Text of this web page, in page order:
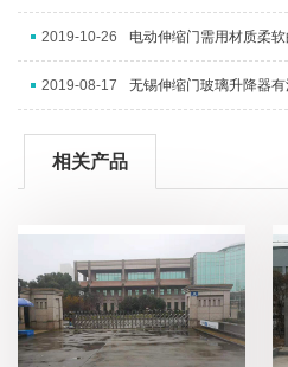
2019-10-26 电动伸缩门需用材质柔
2019-08-17 无锡伸缩门玻璃升降器
相关产品